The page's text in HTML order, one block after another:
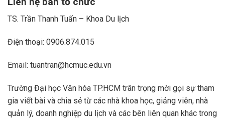
TS. Trần Thanh Tuấn – Khoa Du lịch
Điện thoại: 0906.874.015
Email: tuantran@hcmuc.edu.vn
Trường Đại học Văn hóa TP.HCM trân trọng mời gọi sự tham
gia viết bài và chia sẻ từ các nhà khoa học, giảng viên, nhà
quản lý, doanh nghiệp du lịch và các bên liên quan khác trong